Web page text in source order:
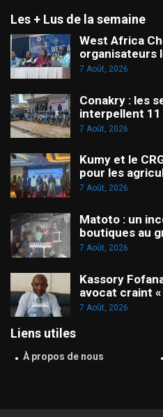
Les + Lus de la semaine
West Africa
organisateurs
7 Août, 2026
Conakry : les
interpellent
7 Août, 2026
Kumy et le
pour les
7 Août, 2026
Matoto : un
boutiques au
7 Août, 2026
Kassory
avocat craint «
7 Août, 2026
Liens utiles
À propos de nous